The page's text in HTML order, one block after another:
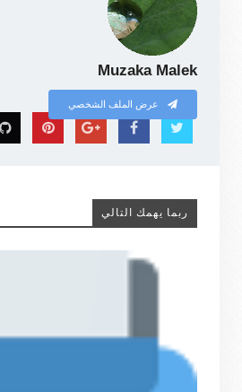
Muzaka Malek
عرض الملف الشخصي
ربما يهمك التالي